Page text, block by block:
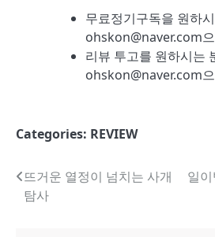
무료정기구독을 원하
ohskon@naver.com
리뷰 투고를 원하시는
ohskon@naver.com
Categories: REVIEW
글
내
뜨거운 열정이 넘치는 사개
탐사
일